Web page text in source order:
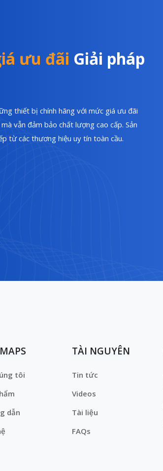
ưu đãi Giải pháp
thiết bị chính hãng với mức giá ưu đãi
vẫn đảm bảo chất lượng cao cấp. Sản
từ các thương hiệu uy tín toàn cầu.
tôi
dẫn
TÀI NGUYÊN
Tin tức
Videos
Tài liệu
FAQs